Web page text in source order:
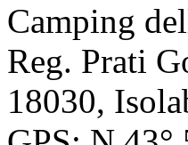
Camping
Reg. Prati
18030,